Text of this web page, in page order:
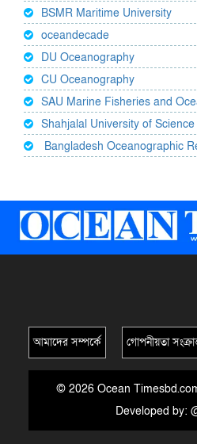
BSMR Maritime University
oceandecade
DU Oceanography
CU Oceanography
SAU Marine Fisheries and
Shahjalal University of
Bangladesh Oceanographic
আমাদের সম্পর্কে গোপনীয়তা
© 2026 Ocean
Developed by: